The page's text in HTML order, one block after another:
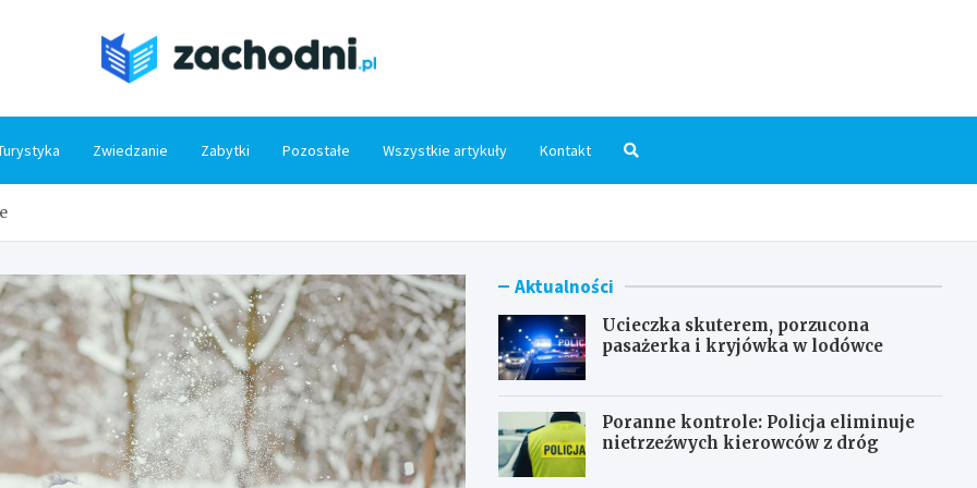
Zwiedzanie Zabytki Pozostałe Wszystkie artykuły Kontakt
Aktualności
Ucieczka skuterem, porzucona
pasażerka i kryjówka w lodówce
Poranne kontrole: Policja eliminuje
nietrzeźwych kierowców z dróg